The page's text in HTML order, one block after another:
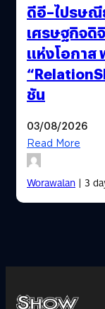
ดีอี–ไปรษณี
เศรษฐกิจดิ
แห่งโอกาส
ชัน
03/08/2026
Read More
Worawalan| 3